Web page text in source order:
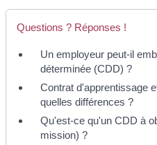
Questions ? Réponses !
Un employeur peut-il
déterminée (CDD) ?
Contrat d'apprentissage
quelles différences ?
Qu'est-ce qu'un CDD à
mission) ?